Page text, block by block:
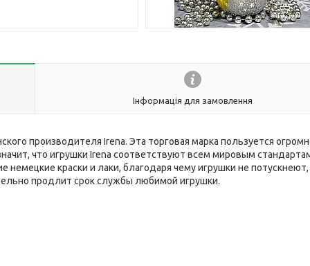
Інформація для замовлення
производителя Irena. Эта торговая марка пользуется
что игрушки Irena соответствуют всем мировым
краски и лаки, благодаря чему игрушки не потускнеют,
продлит срок службы любимой игрушки.